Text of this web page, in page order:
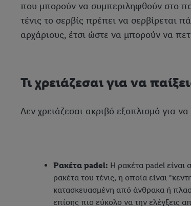
που μπορούν να συμπεριληφθούν στο
τένις το σερβίς πρέπει να σερβίρεται
αρχάριους, έτσι ώστε να μπορούν να
Τι χρειάζεσαι για να
Δεν χρειάζεσαι ακριβό εξοπλισμό για
Ρακέτα padel: Η ρακέτα padel είναι
ρακέτα του τένις, η οποία είναι
κατασκευασμένη από άνθρακα ή
επίσης πιο εύκολο να την ελέγξεις